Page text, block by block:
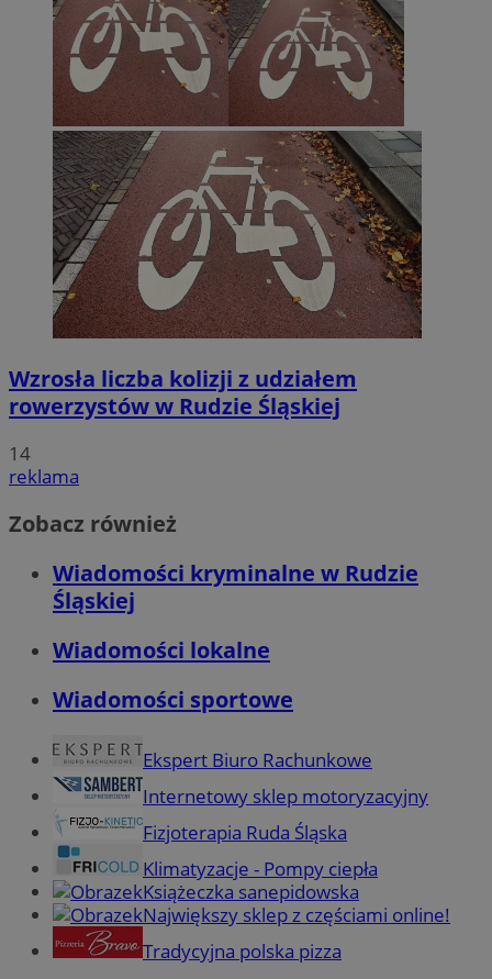
Wzrosła liczba kolizji z udziałem
rowerzystów w Rudzie Śląskiej
14
reklama
Zobacz również
Wiadomości kryminalne w Rudzie
Śląskiej
Wiadomości lokalne
Wiadomości sportowe
Ekspert Biuro Rachunkowe
Internetowy sklep motoryzacyjny
Fizjoterapia Ruda Śląska
Klimatyzacje - Pompy ciepła
Książeczka sanepidowska
Największy sklep z częściami online!
Tradycyjna polska pizza